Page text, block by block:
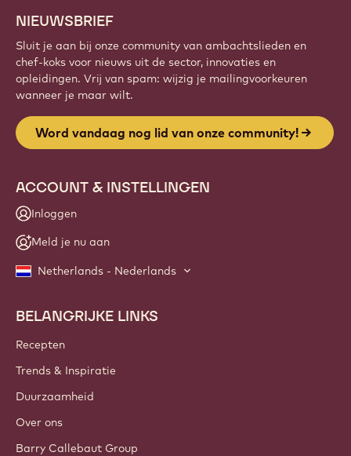
NIEUWSBRIEF
Sluit je aan bij onze community van ambachtslieden en
chef-koks voor nieuws uit de sector, innovaties en
opleidingen. Vrij van spam: wijzig je mailingvoorkeuren
wanneer je maar wilt.
Word vandaag nog lid van onze community!
ACCOUNT & INSTELLINGEN
Inloggen
Meld je nu aan
Netherlands - Nederlands
Footer
Callebaut
BELANGRIJKE LINKS
Recepten
Trends & Inspiratie
Duurzaamheid
Over ons
Barry Callebaut Group